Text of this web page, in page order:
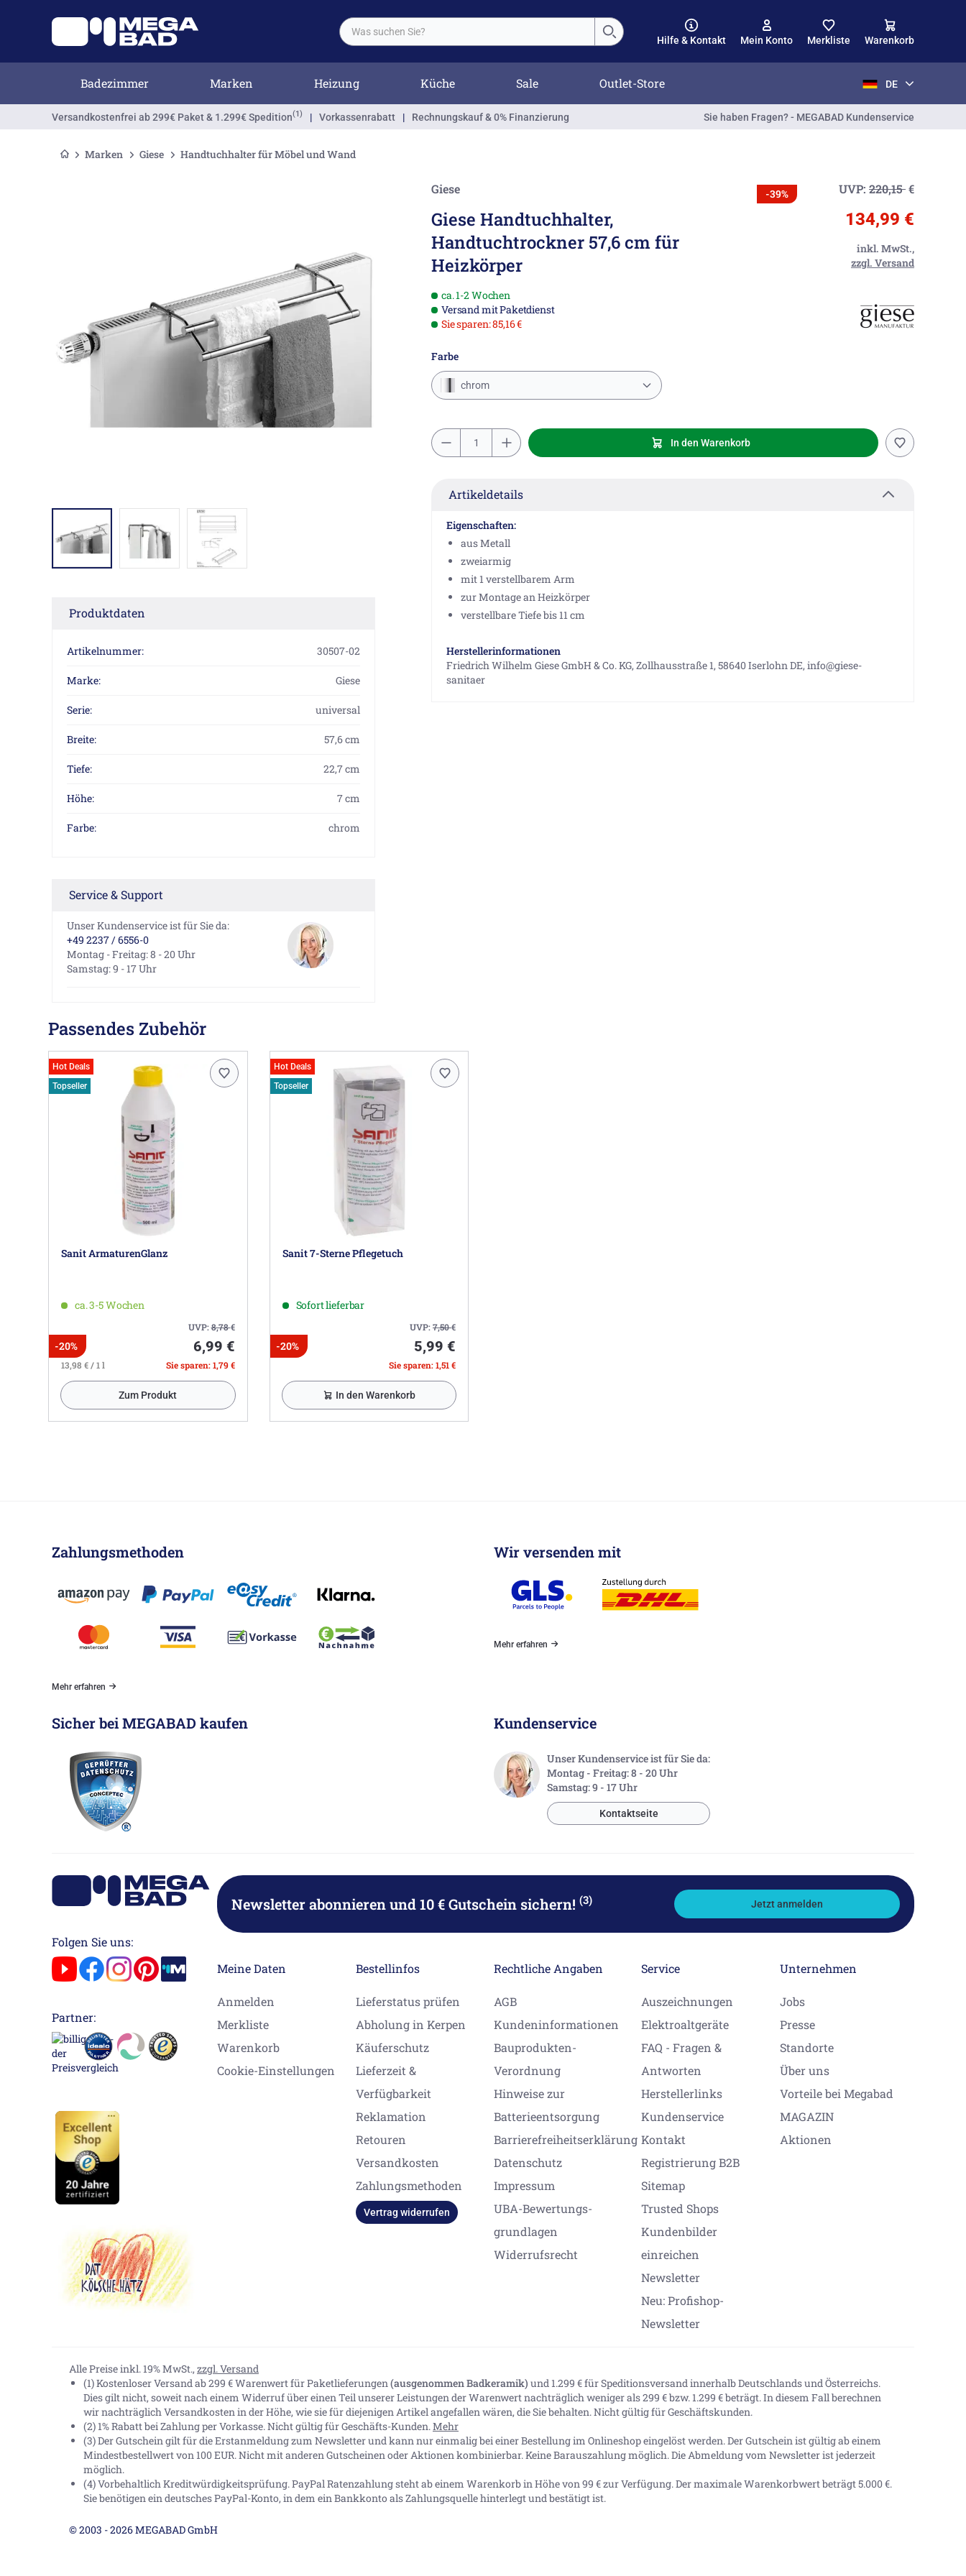
Hilfe & Kontakt Mein Konto Merkliste Warenkorb
Badezimmer Marken Heizung Küche Sale Outlet-Store DE
Versandkostenfrei ab 299€ Paket & 1.299€ Spedition(1) | Vorkassenrabatt | Rechnungskauf & 0% Finanzierung Sie haben Fragen? - MEGABAD Kundenservice
Marken Giese Handtuchhalter für Möbel und Wand
Produktdaten
Artikelnummer: 30507-02
Marke: Giese
Serie: universal
Breite: 57,6 cm
Tiefe: 22,7 cm
Höhe: 7 cm
Farbe: chrom
Service & Support
Unser Kundenservice ist für Sie da:
+49 2237 / 6556-0
Montag - Freitag: 8 - 20 Uhr
Samstag: 9 - 17 Uhr
Giese
Giese Handtuchhalter,
Handtuchtrockner 57,6 cm für
Heizkörper
-39% UVP: 220,15€
134,99 €
inkl. MwSt.,
zzgl. Versand
ca. 1-2 Wochen
Versand mit Paketdienst
Sie sparen: 85,16 €
Farbe
chrom
In den Warenkorb
Artikeldetails
Eigenschaften:
aus Metall
zweiarmig
mit 1 verstellbarem Arm
zur Montage an Heizkörper
verstellbare Tiefe bis 11 cm
Herstellerinformationen
Friedrich Wilhelm Giese GmbH & Co. KG, Zollhausstraße 1, 58640 Iserlohn DE, info@giese-
sanitaer
Passendes Zubehör
Hot Deals
Topseller
Sanit ArmaturenGlanz
ca. 3-5 Wochen
UVP:8,78€
-20% 6,99 €
13,98 € / 1 l Sie sparen: 1,79 €
Zum Produkt
Hot Deals
Topseller
Sanit 7-Sterne Pflegetuch
Sofort lieferbar
UVP:7,50€
-20% 5,99 €
Sie sparen: 1,51 €
In den Warenkorb
Zahlungsmethoden
Mehr erfahren
Wir versenden mit
Mehr erfahren
Sicher bei MEGABAD kaufen Kundenservice
Unser Kundenservice ist für Sie da:
Montag - Freitag: 8 - 20 Uhr
Samstag: 9 - 17 Uhr
Kontaktseite
Folgen Sie uns:
Partner:
Newsletter abonnierenund 10 € Gutschein sichern! (3) Jetzt anmelden
Meine Daten
Anmelden
Merkliste
Warenkorb
Cookie-Einstellungen
Bestellinfos
Lieferstatus prüfen
Abholung in Kerpen
Käuferschutz
Lieferzeit &
Verfügbarkeit
Reklamation
Retouren
Versandkosten
Zahlungsmethoden
Vertrag widerrufen
Rechtliche Angaben
AGB
Kundeninformationen
Bauprodukten-
Verordnung
Hinweise zur
Batterieentsorgung
Barrierefreiheitserklärung
Datenschutz
Impressum
UBA-Bewertungs-
grundlagen
Widerrufsrecht
Service
Auszeichnungen
Elektroaltgeräte
FAQ - Fragen &
Antworten
Herstellerlinks
Kundenservice
Kontakt
Registrierung B2B
Sitemap
Trusted Shops
Kundenbilder
einreichen
Newsletter
Neu: Profishop-
Newsletter
Unternehmen
Jobs
Presse
Standorte
Über uns
Vorteile bei Megabad
MAGAZIN
Aktionen
Alle Preise inkl. 19% MwSt., zzgl. Versand
(1) Kostenloser Versand ab 299 € Warenwert für Paketlieferungen (ausgenommen Badkeramik) und 1.299 € für Speditionsversand innerhalb Deutschlands und Österreichs.
Dies gilt nicht, soweit nach einem Widerruf über einen Teil unserer Leistungen der Warenwert nachträglich weniger als 299 € bzw. 1.299 € beträgt. In diesem Fall berechnen
wir nachträglich Versandkosten in der Höhe, wie sie für diejenigen Artikel angefallen wären, die Sie behalten. Nicht gültig für Geschäftskunden.
(2) 1% Rabatt bei Zahlung per Vorkasse. Nicht gültig für Geschäfts-Kunden. Mehr
(3) Der Gutschein gilt für die Erstanmeldung zum Newsletter und kann nur einmalig bei einer Bestellung im Onlineshop eingelöst werden. Der Gutschein ist gültig ab einem
Mindestbestellwert von 100 EUR. Nicht mit anderen Gutscheinen oder Aktionen kombinierbar. Keine Barauszahlung möglich. Die Abmeldung vom Newsletter ist jederzeit
möglich.
(4) Vorbehaltlich Kreditwürdigkeitsprüfung. PayPal Ratenzahlung steht ab einem Warenkorb in Höhe von 99 €zur Verfügung. Der maximale Warenkorbwert beträgt5.000 €.
Sie benötigen ein deutsches PayPal-Konto, in dem ein Bankkonto als Zahlungsquelle hinterlegt und bestätigt ist.
© 2003 - 2026 MEGABAD GmbH